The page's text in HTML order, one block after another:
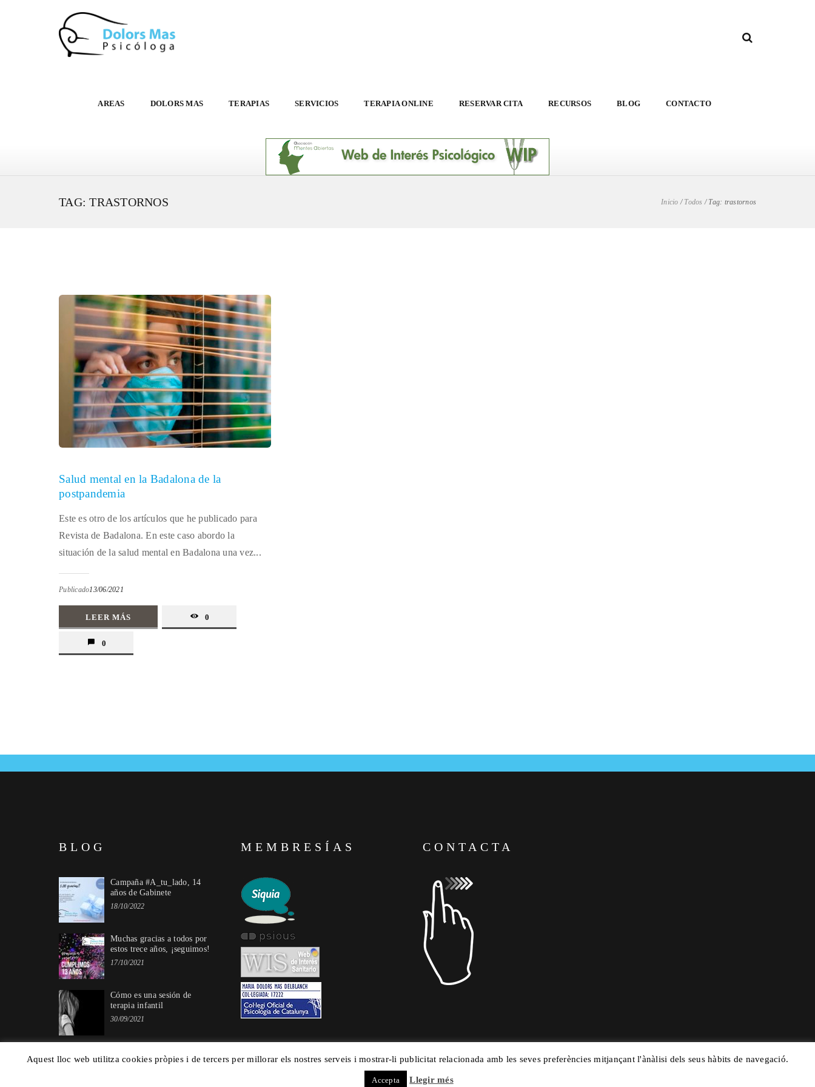
AREAS DOLORS MAS TERAPIAS SERVICIOS TERAPIA ONLINE RESERVAR CITA RECURSOS BLOG CONTACTO
Inicio / Todos / Tag: trastornos
TAG: TRASTORNOS
Salud mental en la Badalona de la
postpandemia
Este es otro de los artículos que he publicado para
Revista de Badalona. En este caso abordo la
situación de la salud mental en Badalona una vez...
Publicado13/06/2021
LEER MÁS 0
0
BLOG
Campaña #A_tu_lado, 14
años de Gabinete
18/10/2022
Muchas gracias a todos por
estos trece años, ¡seguimos!
17/10/2021
Cómo es una sesión de
terapia infantil
30/09/2021
MEMBRESÍAS CONTACTA
Aquest lloc web utilitza cookies pròpies i de tercers per millorar els nostres serveis i mostrar-li publicitat relacionada amb les seves preferències mitjançant l'ànàlisi dels seus hàbits de navegació.
Accepta Llegir més